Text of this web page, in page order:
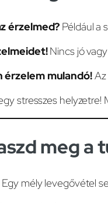
érzelmed? Például a
Nincs jó
érzelem mulandó!Az
stresszes
meg
Egy mély levegővétel